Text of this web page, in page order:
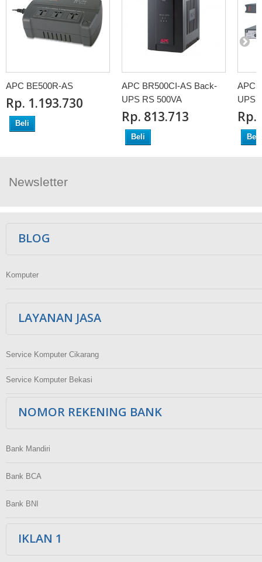
APC BE500R-AS
Rp‎. 1.193.730
Beli
APC BR500CI-AS Back-
UPS RS 500VA
Rp‎. 813.713
Beli
APC
UPS
Rp‎.
Beli
Newsletter
BLOG
Komputer
LAYANAN JASA
Service Komputer Cikarang
Service Komputer Bekasi
NOMOR REKENING BANK
Bank Mandiri
Bank BCA
Bank BNI
IKLAN 1